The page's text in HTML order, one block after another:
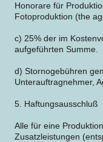
Honorare für
Fotoproduktion (the
c) 25% der im
aufgeführten Summe.
d) Stornogebühren
Unterauftragnehmer,
5. Haftungsausschluß
Alle für eine
Zusatzleistungen